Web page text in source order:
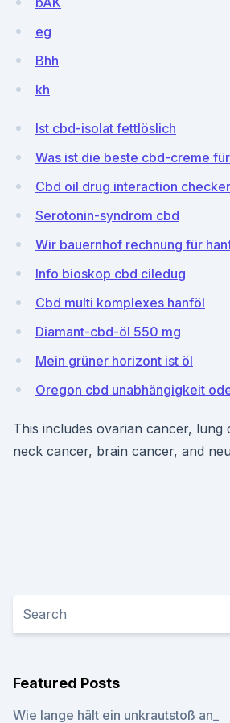
eg
Bhh
kh
Ist cbd-isolat fettlöslich
Was ist die beste cbd-creme
Cbd oil drug interaction checker
Serotonin-syndrom cbd
Wir bauernhof rechnung für
Info bioskop cbd ciledug
Cbd multi komplexes hanföl
Diamant-cbd-öl 550 mg
Mein grüner horizont ist öl
Oregon cbd unabhängigkeit
This includes ovarian cancer, lung
neck cancer, brain cancer, and
Featured Posts
Wie lange hält ein unkrautstoß an_